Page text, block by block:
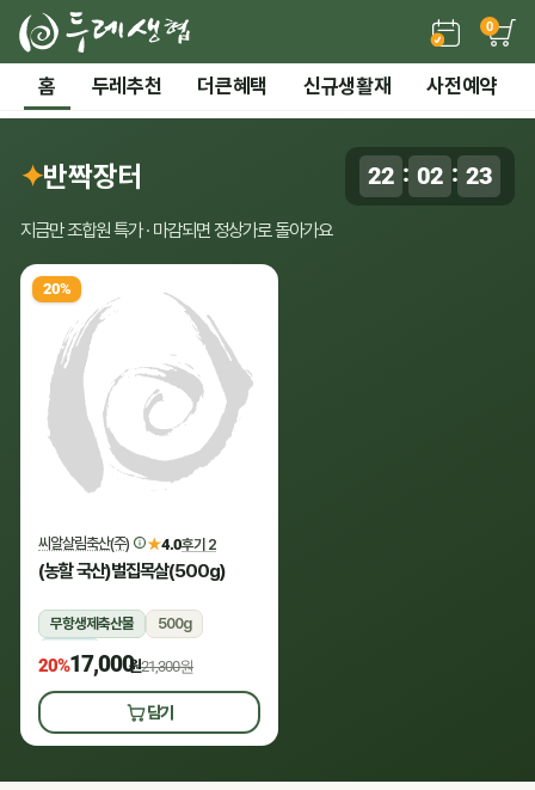
0
홈 두레추천 더큰혜택 신규생활재 사전예약
시즌기획
말복 더위까지! 끝장 보양 특가
든든한 간편 보양식 →
‹ ›
2 / 7 전체 보기
0
✦반짝장터 22 : 02 : 22
지금만 조합원 특가 · 마감되면 정상가로 돌아가요
20%
씨알살림축산(주) ★4.0후기 2
(농할 국산)벌집목살(500g)
무항생제축산물
500g
냉장
20%17,000원21,300원
담기